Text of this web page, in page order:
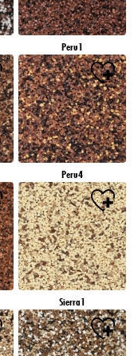
Peru1
Peru4
Sierra1